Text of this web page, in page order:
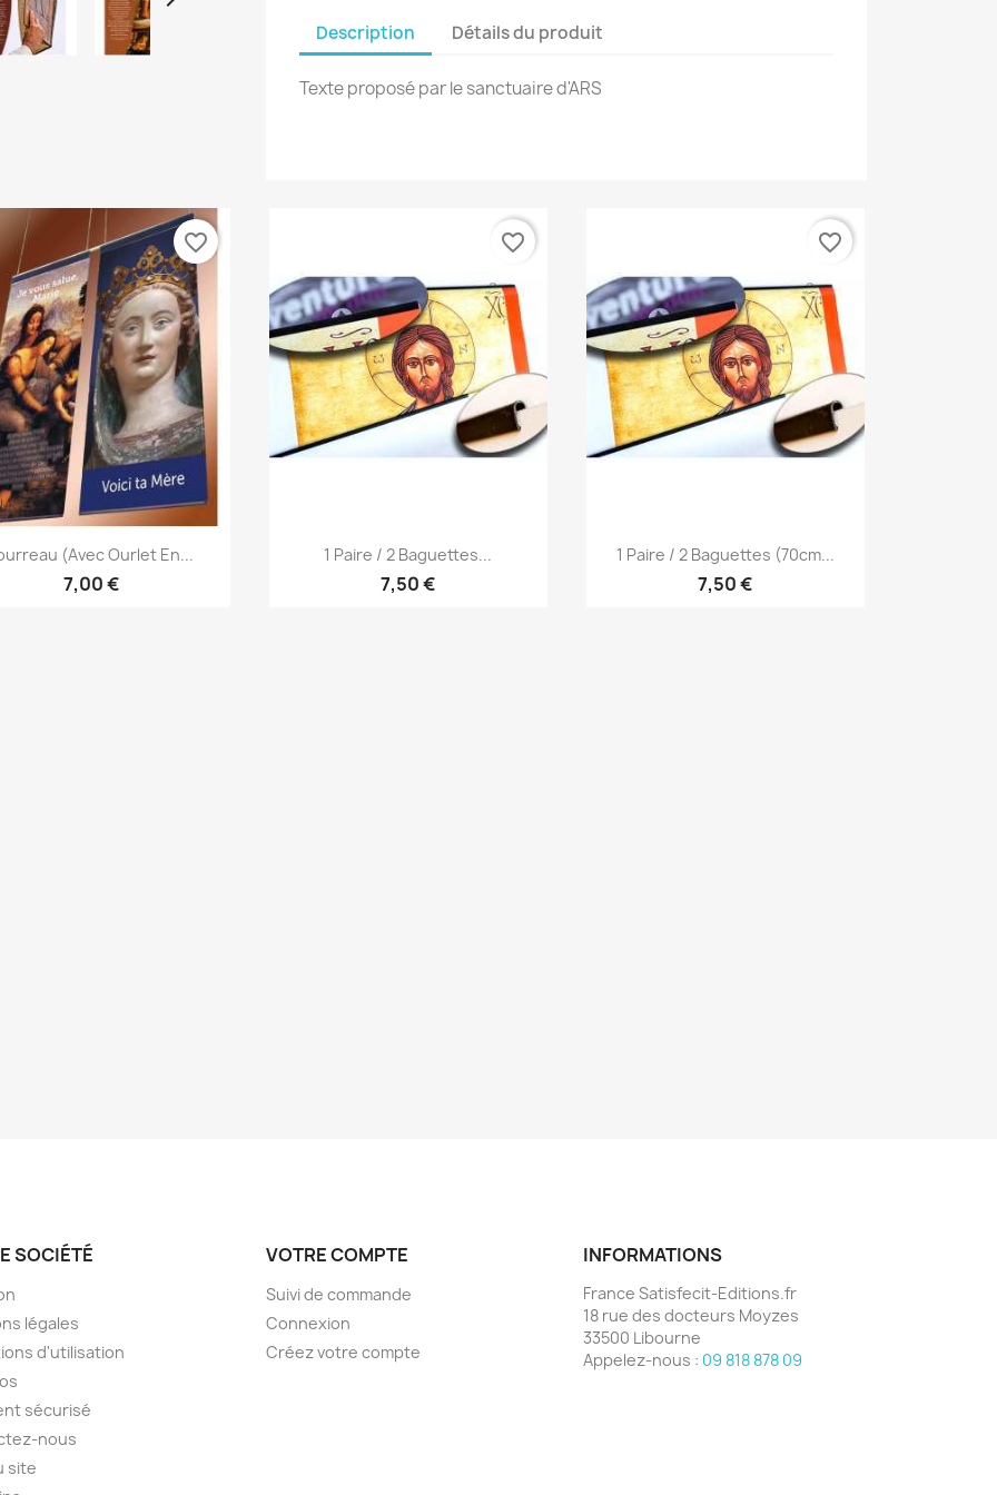
Description Détails du produit
Texte proposé par le sanctuaire d'ARS
Aperçu rapide
(avec Ourlet En...
7,00 €
favorite_border
Aperçu rapide
1 Paire / 2 Baguettes...
7,50 €
favorite_border
 Aperçu rapide
1 Paire / 2 Baguettes (70cm...
7,50 €
favorite_border
SOCIÉTÉ
légales
d'utilisation
sécurisé
nous
site
VOTRE COMPTE
Suivi de commande
Connexion
Créez votre compte
INFORMATIONS
France Satisfecit-Editions.fr
18 rue des docteurs Moyzes
33500 Libourne
Appelez-nous : 09 818 878 09